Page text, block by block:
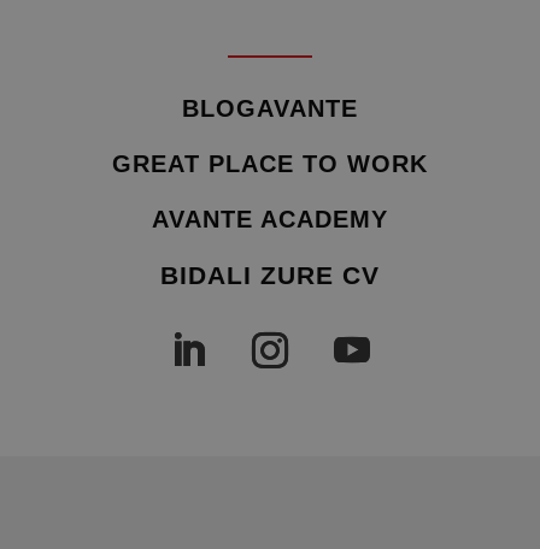
BLOGAVANTE
GREAT PLACE TO WORK
AVANTE ACADEMY
BIDALI ZURE CV